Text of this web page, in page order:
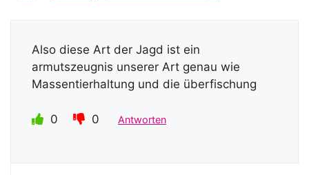
Also diese Art der Jagd ist ein
armutszeugnis unserer Art genau wie
Massentierhaltung und die überfischung
0 0 Antworten